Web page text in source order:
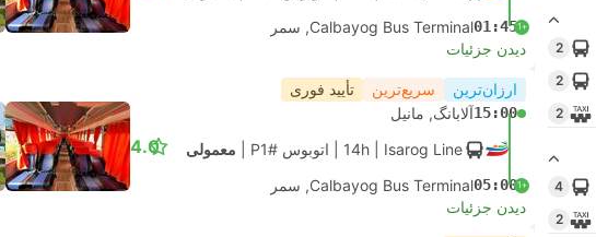
2
2
2
4
2
+1
01:45Calbayog Bus Terminal, سمر
دیدن جزئیات
ارزان‌ترین سریع‌ترین تأیید فوری
15:00آلابانگ, مانیل
14h | Isarog Line اتوبوس #P1 معمولی
+1
05:00Calbayog Bus Terminal, سمر
4.0
دیدن جزئیات